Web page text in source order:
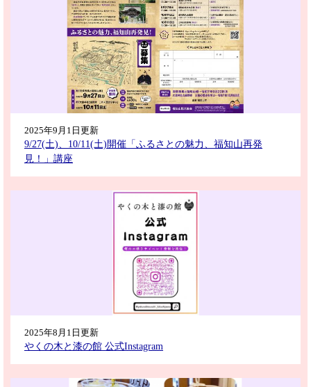
2025年9月1日更新
9/27(土)、10/11(土)開催「ふるさとの魅力、福知山再発
見！」講座
2025年8月1日更新
やくの木と漆の館 公式Instagram